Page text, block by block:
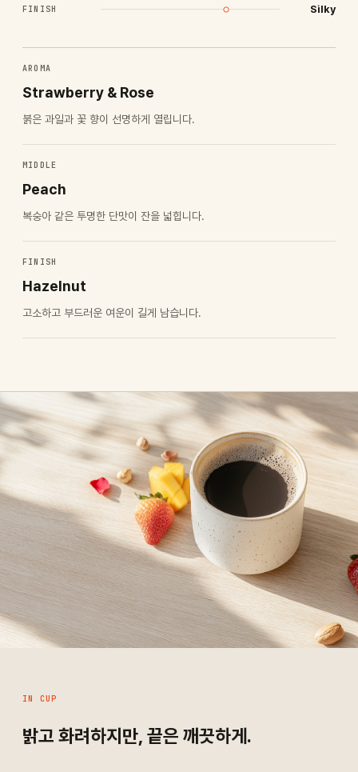
FINISH Silky
AROMA
Strawberry & Rose
붉은 과일과 꽃 향이 선명하게 열립니다.
MIDDLE
Peach
복숭아 같은 투명한 단맛이 잔을 넓힙니다.
FINISH
Hazelnut
고소하고 부드러운 여운이 길게 남습니다.
IN CUP
밝고 화려하지만, 끝은 깨끗하게.